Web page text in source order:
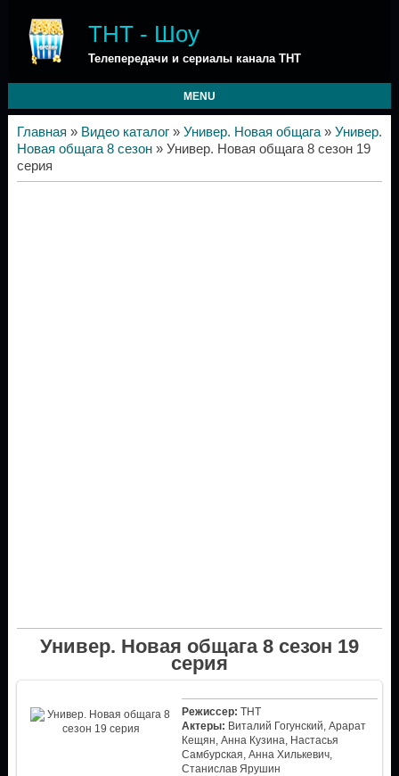
ТНТ - Шоу
Телепередачи и сериалы канала ТНТ
MENU
Главная » Видео каталог» Универ. Новая общага» Универ.
Новая общага 8 сезон» Универ. Новая общага 8 сезон 19
серия
Универ. Новая общага 8 сезон 19
серия
Режиссер: ТНТ
Актеры: Виталий Гогунский, Арарат
Кещян, Анна Кузина, Настасья
Самбурская, Анна Хилькевич,
Станислав Ярушин